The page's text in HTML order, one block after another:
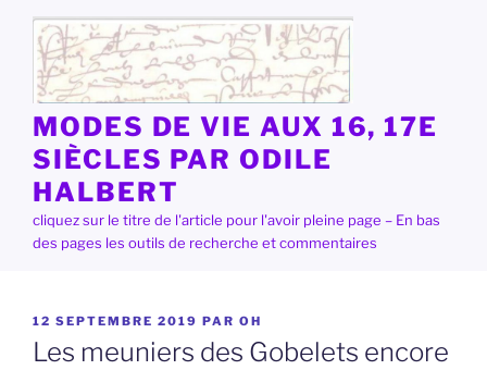
contenu
principal
MODES DE VIE AUX 16, 17E
SIÈCLES PAR ODILE
HALBERT
cliquez sur le titre de l'article pour l'avoir pleine page – En bas
des pages les outils de recherche et commentaires
PUBLIÉ
LE
12 SEPTEMBRE 2019 PAR OH
Les meuniers des Gobelets encore